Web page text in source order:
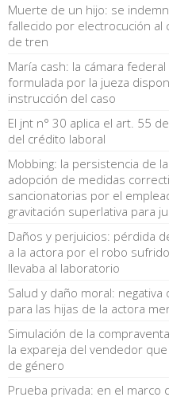
Muerte de un hijo: se
fallecido por electrocución al
de tren
María cash: la cámara
formulada por la jueza
instrucción del caso
El jnt n° 30 aplica el art. 55
del crédito laboral
Mobbing: la persistencia de
adopción de medidas
sancionatorias por el
gravitación superlativa para
Daños y perjuicios: pérdida
a la actora por el robo
llevaba al laboratorio
Salud y daño moral:
para las hijas de la actora
Simulación de la
la expareja del vendedor
de género
Prueba privada: en el marco